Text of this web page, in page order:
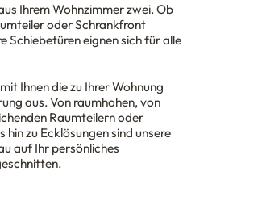
Ihrem Wohnzimmer zwei. Ob
oder Schrankfront
Schiebetüren eignen sich für alle
Ihnen die zu Ihrer Wohnung
aus. Von raumhohen, von
Raumteilern oder
hin zu Ecklösungen sind unsere
auf Ihr persönliches